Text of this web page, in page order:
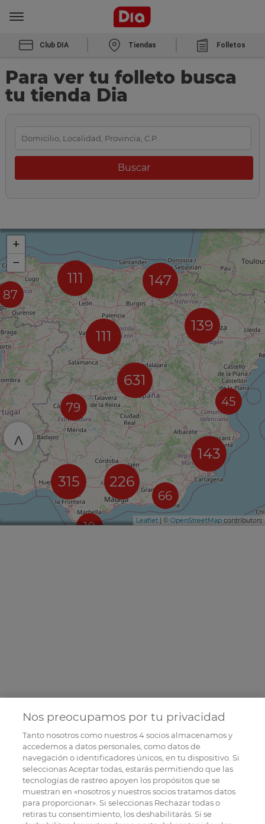
Club DIA Tiendas Folletos
Para ver tu folleto busca
tu tienda Dia
87
111 147
111
79
631
10
226
315
139
66
45
143
+
−
Leaflet | © OpenStreetMap contributors
^
Nos preocupamos por tu privacidad
Tanto nosotros como nuestros4socios almacenamos y
accedemos a datos personales, como datos de
navegación o identificadores únicos, en tu dispositivo. Si
seleccionas Aceptar todas, estarás permitiendo que las
tecnologías de rastreo apoyen los propósitos que se
muestran en «nosotros y nuestros socios tratamos datos
para proporcionar». Si seleccionas Rechazar todas o
retiras tu consentimiento, los deshabilitarás. Si se